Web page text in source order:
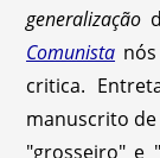
generalização
Comunista
critica.
manuscrito de
"grosseiro" e